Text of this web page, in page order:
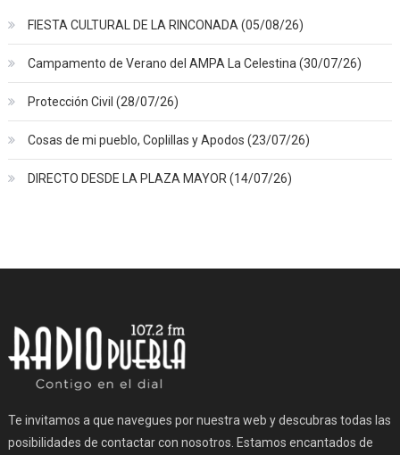
FIESTA CULTURAL DE LA RINCONADA (05/08/26)
Campamento de Verano del AMPA La Celestina (30/07/26)
Protección Civil (28/07/26)
Cosas de mi pueblo, Coplillas y Apodos (23/07/26)
DIRECTO DESDE LA PLAZA MAYOR (14/07/26)
Te invitamos a que navegues por nuestra web y descubras todas las
posibilidades de contactar con nosotros. Estamos encantados de